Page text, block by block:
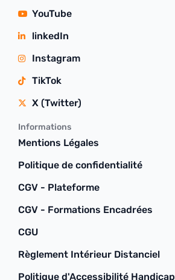
YouTube
linkedIn
Instagram
TikTok
X (Twitter)
Informations
Mentions Légales
Politique de confidentialité
CGV - Plateforme
CGV - Formations Encadrées
CGU
Règlement Intérieur Distanciel
Politique d'Accessibilité Handicap